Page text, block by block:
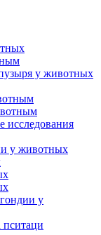
у животных
исследования
у животных
у